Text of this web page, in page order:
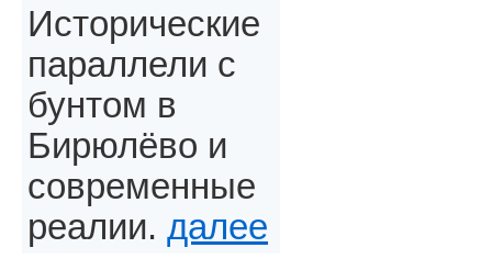
Исторические
параллели с
бунтом в
Бирюлёво и
современные
реалии. далее